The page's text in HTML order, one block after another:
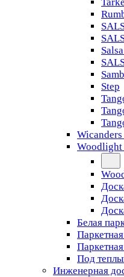
Step
Woodlight
Белая
Под
Инженерная